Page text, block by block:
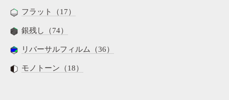
フラット（17）
銀残し（74）
リバーサルフィルム（36）
モノトーン（18）